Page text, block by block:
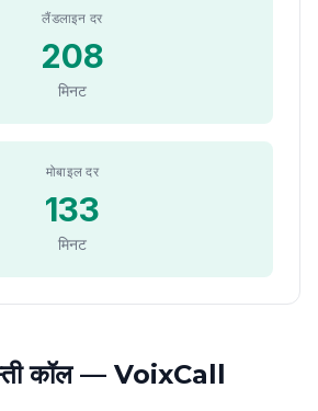
लैंडलाइन दर
208
मिनट
मोबाइल दर
133
मिनट
कॉल — VoixCall